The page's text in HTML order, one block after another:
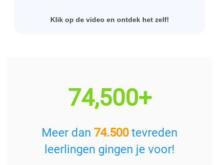
Klik op de video en ontdek het zelf!
74,500+
Meer dan 74.500tevreden
leerlingen gingen je voor!